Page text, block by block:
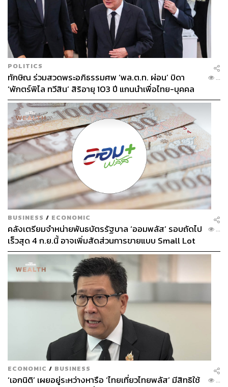
POLITICS
ทักษิณ ร่วมสวดพระอภิธรรมศพ ‘พล.ต.ท. ผ่อน’ บิดา
‘พักตร์พิไล ทวีสิน’ สิริอายุ 103 ปี แกนนำเพื่อไทย-บุคคล
หลากวงการร่วมอาลัย
...
BUSINESS / ECONOMIC
คลังเตรียมจำหน่ายพันธบัตรรัฐบาล ‘ออมพลัส’ รอบถัดไป
เร็วสุด 4 ก.ย.นี้ อาจเพิ่มสัดส่วนการขายแบบ Small Lot
First มากขึ้น
...
ECONOMIC / BUSINESS
‘เอกนิติ’ เผยอยู่ระหว่างหารือ ‘ไทยเที่ยวไทยพลัส’ มีสิทธิใช้
...